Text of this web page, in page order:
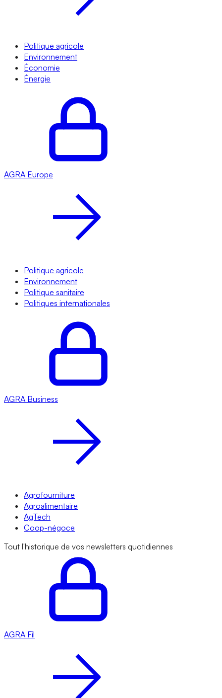
Politique agricole
Environnement
Économie
Énergie
AGRA Europe
Politique agricole
Environnement
Politique sanitaire
Politiques internationales
AGRA Business
Agrofourniture
Agroalimentaire
AgTech
Coop-négoce
Tout l'historique de vos newsletters quotidiennes
AGRA Fil